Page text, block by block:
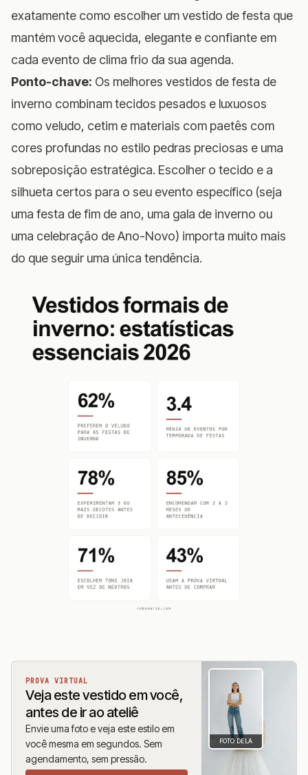
exatamente como escolher um vestido de festa que
mantém você aquecida, elegante e confiante em
cada evento de clima frio da sua agenda.
Ponto-chave: Os melhores vestidos de festa de
inverno combinam tecidos pesados e luxuosos
como veludo, cetim e materiais com paetês com
cores profundas no estilo pedras preciosas e uma
sobreposição estratégica. Escolher o tecido e a
silhueta certos para o seu evento específico (seja
uma festa de fim de ano, uma gala de inverno ou
uma celebração de Ano-Novo) importa muito mais
do que seguir uma única tendência.
PROVA VIRTUAL
Veja este vestido em você,
antes de ir ao ateliê
Envie uma foto e veja este estilo em
você mesma em segundos. Sem
agendamento, sem pressão.
FOTO DELA